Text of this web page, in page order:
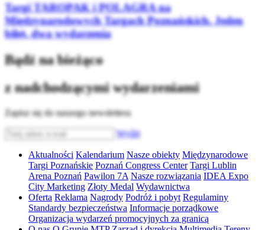
Targi TAROPAK i POLAGRA na
Międzynarodowych Targach Poznańskich. Jeden
bilet, dwa wydarzenia
Bądź na bieżąco
z nadchodzącymi wydarzeniami
Zapisz się do naszego newslettera
Wyślij
Aktualności Kalendarium Nasze obiekty Międzynarodowe
Targi Poznańskie Poznań Congress Center Targi Lublin
Arena Poznań Pawilon 7A Nasze rozwiązania IDEA Expo
City Marketing Złoty Medal Wydawnictwa
Oferta Reklama Nagrody Podróż i pobyt Regulaminy
Standardy bezpieczeństwa Informacje porządkowe
Organizacja wydarzeń promocyjnych za granicą